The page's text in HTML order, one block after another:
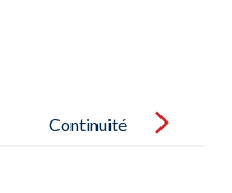
Continuité